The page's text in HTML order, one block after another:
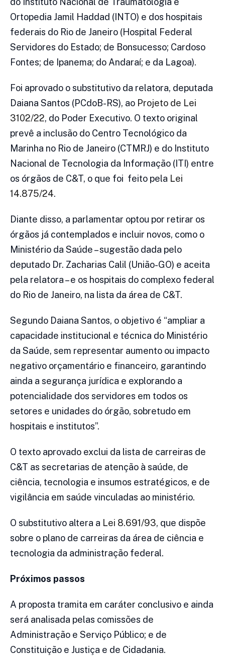
Ortopedia Jamil Haddad (INTO) e dos hospitais
federais do Rio de Janeiro (Hospital Federal
Servidores do Estado; de Bonsucesso; Cardoso
Fontes; de Ipanema; do Andaraí; e da Lagoa).
Foi aprovado o substitutivo da relatora, deputada
Daiana Santos (PCdoB-RS), ao Projeto de Lei
3102/22, do Poder Executivo. O texto original
prevê a inclusão do Centro Tecnológico da
Marinha no Rio de Janeiro (CTMRJ) e do Instituto
Nacional de Tecnologia da Informação (ITI) entre
os órgãos de C&T, o que foi feito pela Lei
14.875/24.
Diante disso, a parlamentar optou por retirar os
órgãos já contemplados e incluir novos, como o
Ministério da Saúde – sugestão dada pelo
deputado Dr. Zacharias Calil (União-GO) e aceita
pela relatora – e os hospitais do complexo federal
do Rio de Janeiro, na lista da área de C&T.
Segundo Daiana Santos, o objetivo é “ampliar a
capacidade institucional e técnica do Ministério
da Saúde, sem representar aumento ou impacto
negativo orçamentário e financeiro, garantindo
ainda a segurança jurídica e explorando a
potencialidade dos servidores em todos os
setores e unidades do órgão, sobretudo em
hospitais e institutos”.
O texto aprovado exclui da lista de carreiras de
C&T as secretarias de atenção à saúde, de
ciência, tecnologia e insumos estratégicos, e de
vigilância em saúde vinculadas ao ministério.
O substitutivo altera a Lei 8.691/93, que dispõe
sobre o plano de carreiras da área de ciência e
tecnologia da administração federal.
Próximos passos
A proposta tramita em caráter conclusivo e ainda
será analisada pelas comissões de
Administração e Serviço Público; e de
Constituição e Justiça e de Cidadania.